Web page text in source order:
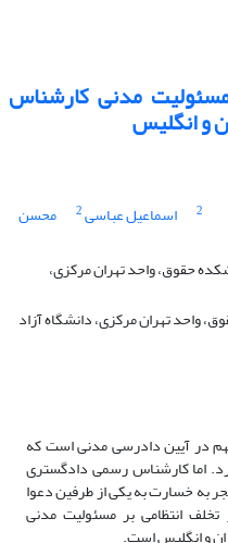
مسئولیت مدنی کارشناس
و انگلیس
2 اسماعیل عباسی2 محسن
حقوق، واحد تهران مرکزی،
واحد تهران مرکزی، دانشگاه آزاد
در آیین دادرسی مدنی است که
اما کارشناس رسمی دادگستری
به خسارت به یکی از طرفین دعوا
انتظامی بر مسئولیت مدنی